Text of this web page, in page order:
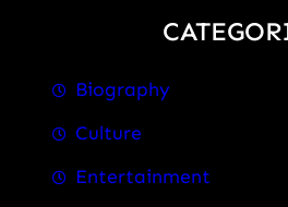
Biography
Culture
Entertainment